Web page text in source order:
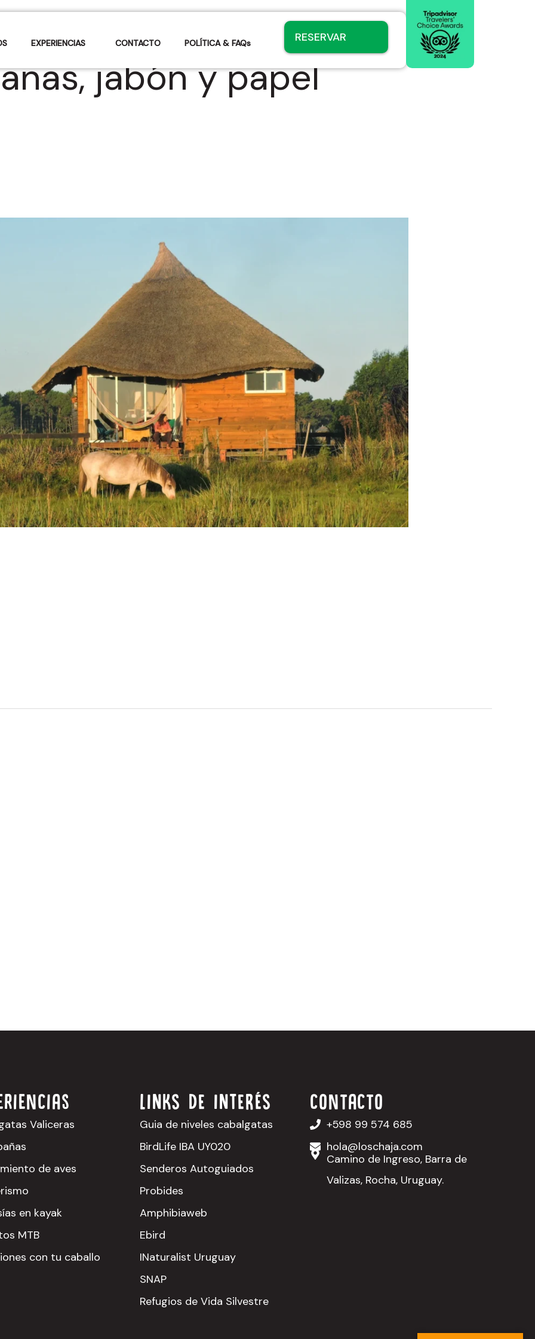
EXPERIENCIAS CONTACTO POLÍTICA & FAQs RESERVAR
jabón y papel
Valiceras
de aves
en kayak
MTB
con tu caballo
LINKS DE INTERÉS
Guia de niveles cabalgatas
BirdLife IBA UY020
Senderos Autoguiados
Probides
Amphibiaweb
Ebird
INaturalist Uruguay
SNAP
Refugios de Vida Silvestre
contacto
+598 99 574 685
hola@loschaja.com
Camino de Ingreso, Barra de
Valizas, Rocha, Uruguay.